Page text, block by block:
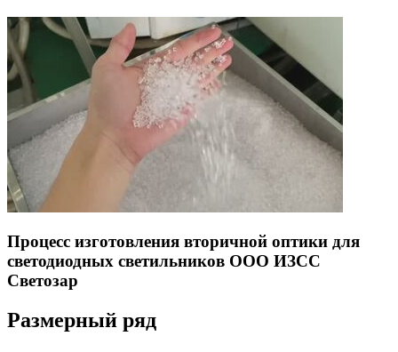
Процесс изготовления вторичной оптики для
светодиодных светильников ООО ИЗСС
Светозар
Размерный ряд